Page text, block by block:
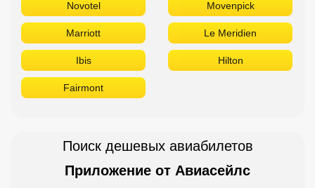
Novotel Movenpick
Marriott Le Meridien
Ibis Hilton
Fairmont
Поиск дешевых авиабилетов
Приложение от Авиасейлс